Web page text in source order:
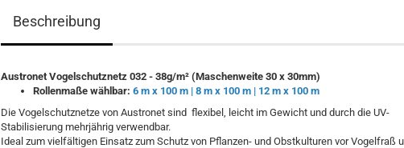
Beschreibung
Austronet Vogelschutznetz 032 - 38g/m² (Maschenweite 30 x 30mm)
Rollenmaße wählbar: 6 m x 100 m | 8 m x 100 m | 12 m x 100 m
Die Vogelschutznetze von Austronet sind flexibel, leicht im Gewicht und durch die UV-
Stabilisierung mehrjährig verwendbar.
Ideal zum vielfältigen Einsatz zum Schutz von Pflanzen- und Obstkulturen vor Vogelfraß